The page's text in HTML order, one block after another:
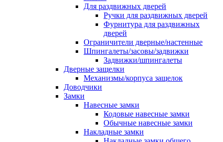
Для раздвижных дверей
Ручки для раздвижных дверей
Фурнитура для раздвижных
дверей
Ограничители дверные/настенные
Шпингалеты/засовы/задвижки
Задвижки/шпингалеты
Дверные защелки
Механизмы/корпуса защелок
Доводчики
Замки
Навесные замки
Кодовые навесные замки
Обычные навесные замки
Накладные замки